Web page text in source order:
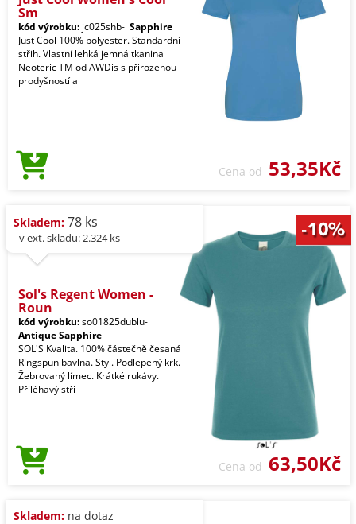
Sm
kód výrobku: jc025shb-l Sapphire
Just Cool 100% polyester. Standardní
střih. Vlastní lehká jemná tkanina
Neoteric TM od AWDis s přirozenou
prodyšností a
Cena od 53,35Kč
Skladem: 78 ks
- v ext. skladu: 2.324 ks
Sol's Regent Women -
Roun
kód výrobku:so01825dublu-l
Antique Sapphire
SOL'S Kvalita. 100% částečně česaná
Ringspun bavlna. Styl. Podlepený krk.
Žebrovaný límec. Krátké rukávy.
Přiléhavý stři
Cena od 63,50Kč
Skladem: na dotaz